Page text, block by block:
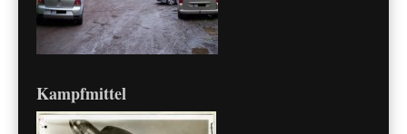
Kampfmittel